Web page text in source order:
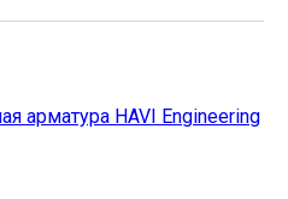
арматура HAVI Engineering